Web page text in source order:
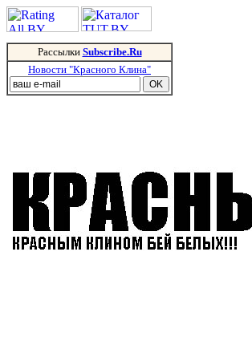
Рассылки Subscribe.Ru
Новости "Красного Клина"